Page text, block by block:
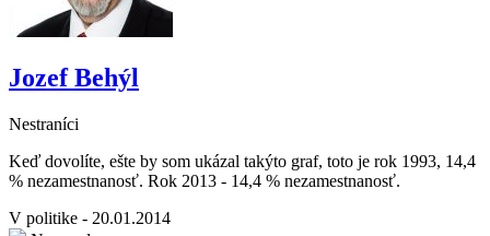
Jozef Behýl
Nestraníci
Keď dovolíte, ešte by som ukázal takýto graf, toto je rok 1993, 14,4
% nezamestnanosť. Rok 2013 - 14,4 % nezamestnanosť.
V politike - 20.01.2014